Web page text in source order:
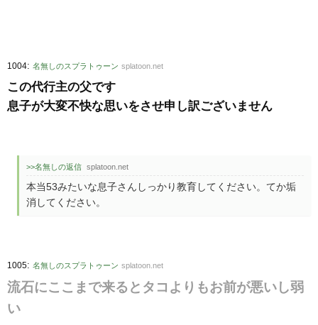
1004: 名無しのスプラトゥーン splatoon.net
この代行主の父です
息子が大変不快な思いをさせ申し訳ございません
>>名無しの返信 splatoon.net
本当53みたいな息子さんしっかり教育してください。てか垢
消してください。
1005: 名無しのスプラトゥーン splatoon.net
流石にここまで来るとタコよりもお前が悪いし弱
い